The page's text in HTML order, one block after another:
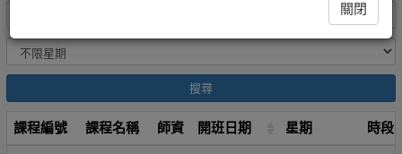
搜尋
課程編號 課程名稱 師資 開班日期 星期 時段
關閉